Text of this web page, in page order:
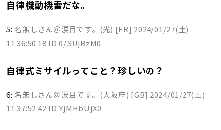
自律機動機雷だな。
5:名無しさん＠涙目です。(光) [FR] 2024/01/27(土)
11:36:50.18 ID:0/SUjBzM0
自律式ミサイルってこと？珍しいの？
6:名無しさん＠涙目です。(大阪府) [GB] 2024/01/27(土)
11:37:52.42 ID:YjMHbUjX0